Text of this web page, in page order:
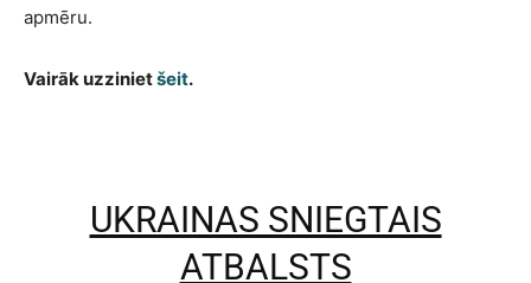
apmēru.
Vairāk uzzinietšeit.
UKRAINAS SNIEGTAIS
ATBALSTS